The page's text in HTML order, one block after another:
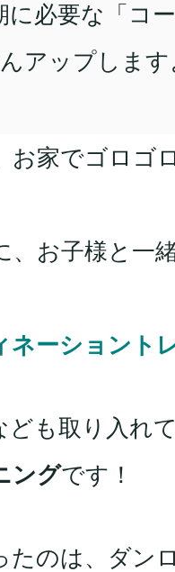
に必要な「コ
アップします
お家でゴロゴ
、お子様と一
ネーショント
も取り入れて
ングです！
たのは、ダン